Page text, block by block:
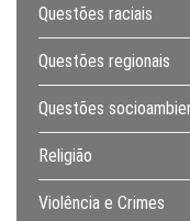
Questões raciais
Questões regionais
Questões
Religião
Violência e Crimes